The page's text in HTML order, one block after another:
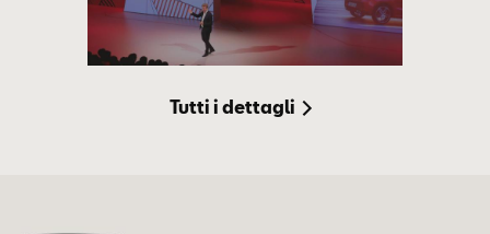
Tutti i dettagli